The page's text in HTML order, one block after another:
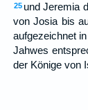
25 und Jeremia
von Josia bis
aufgezeichnet
Jahwes
der Könige von